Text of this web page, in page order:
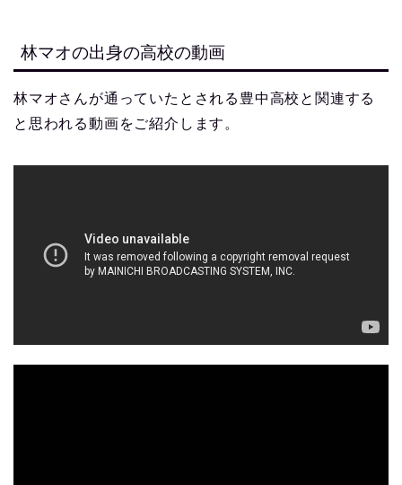
林マオの出身の高校の動画
林マオさんが通っていたとされる豊中高校と関連する
と思われる動画をご紹介します。